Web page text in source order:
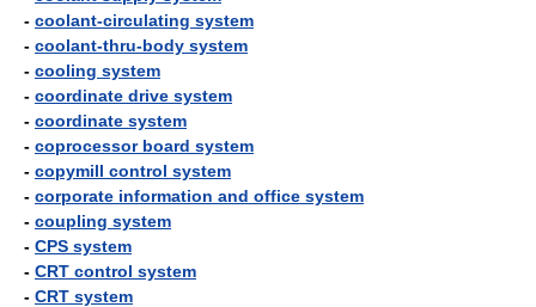
- coolant-circulating system
- coolant-thru-body system
- cooling system
- coordinate drive system
- coordinate system
- coprocessor board system
- copymill control system
- corporate information and office system
- coupling system
- CPS system
- CRT control system
- CRT system